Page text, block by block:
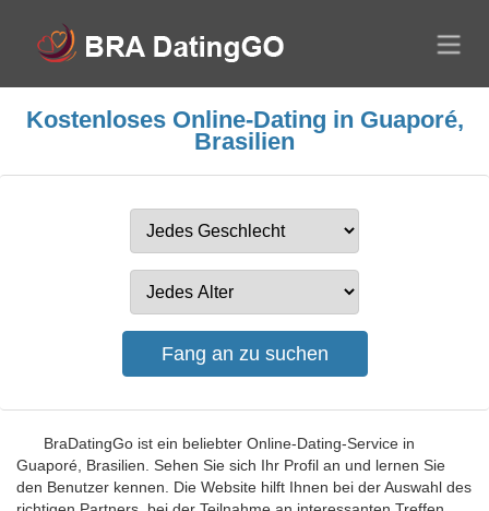
Kostenloses Online-Dating in Guaporé,
Brasilien
BraDatingGo ist ein beliebter Online-Dating-Service in
Guaporé, Brasilien. Sehen Sie sich Ihr Profil an und lernen Sie
den Benutzer kennen. Die Website hilft Ihnen bei der Auswahl des